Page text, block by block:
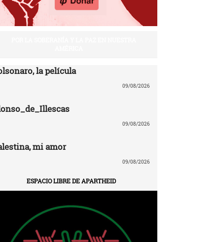
la película
09/08/2026
09/08/2026
mi amor
09/08/2026
ESPACIO LIBRE DE APARTHEID